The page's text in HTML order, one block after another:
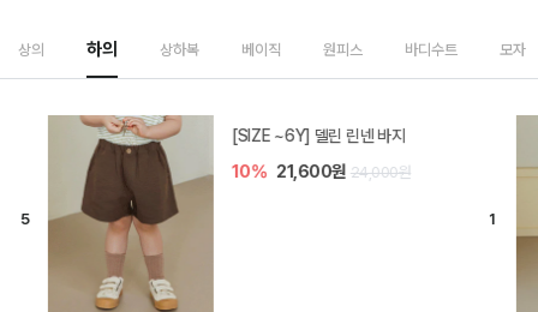
상의 하의 상하복 베이직 원피스 바디수트 모자
[SIZE ~6Y] 델린 린넨 바지
10% 21,600원 24,000원